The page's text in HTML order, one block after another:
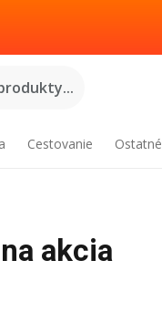
Cestovanie Ostatné
akcia